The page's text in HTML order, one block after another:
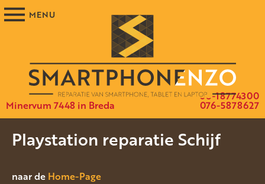
Minervum 7448 in Breda 076-5878627
06-18774300
Playstation reparatie Schijf
naar de Home-Page